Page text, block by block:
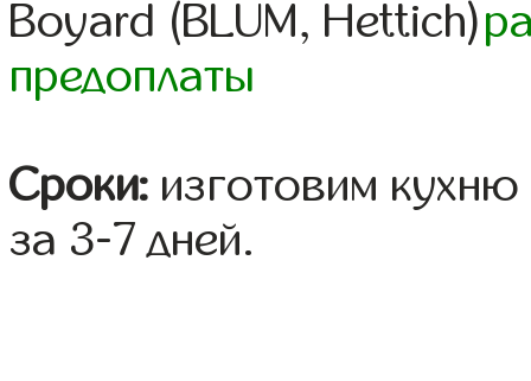
Boyard (BLUM, Hettich)
предоплаты
Сроки: изготовим
за 3-7 дней.